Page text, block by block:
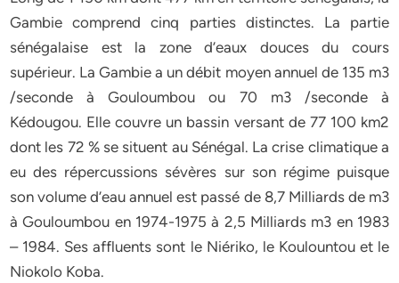
Gambie comprend cinq parties distinctes. La partie
sénégalaise est la zone d’eaux douces du cours
supérieur. La Gambie a un débit moyen annuel de 135 m3
/seconde à Gouloumbou ou 70 m3 /seconde à
Kédougou. Elle couvre un bassin versant de 77 100 km2
dont les 72 % se situent au Sénégal. La crise climatique a
eu des répercussions sévères sur son régime puisque
son volume d’eau annuel est passé de 8,7 Milliards de m3
à Gouloumbou en 1974-1975 à 2,5 Milliards m3 en 1983
– 1984. Ses affluents sont le Niériko, le Koulountou et le
Niokolo Koba.